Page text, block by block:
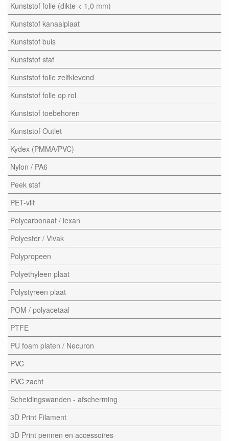
Kunststof folie (dikte < 1,0 mm)
Kunststof kanaalplaat
Kunststof buis
Kunststof staf
Kunststof folie zelfklevend
Kunststof folie op rol
Kunststof toebehoren
Kunststof Outlet
Kydex (PMMA/PVC)
Nylon / PA6
Peek staf
PET-vilt
Polycarbonaat / lexan
Polyester / Vivak
Polypropeen
Polyethyleen plaat
Polystyreen plaat
POM / polyacetaal
PTFE
PU foam platen / Necuron
PVC
PVC zacht
Scheidingswanden - afscherming
3D Print Filament
3D Print pennen en accessoires